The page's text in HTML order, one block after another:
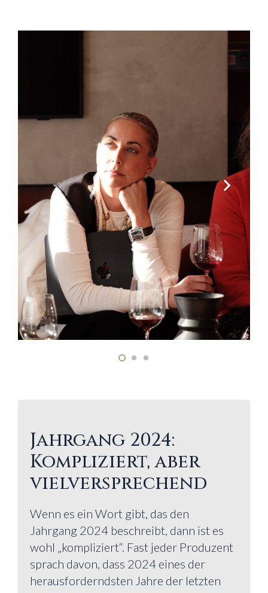
Jahrgang 2024:
Kompliziert, aber
vielversprechend
Wenn es ein Wort gibt, das den
Jahrgang 2024 beschreibt, dann ist es
wohl „kompliziert“. Fast jeder Produzent
sprach davon, dass 2024 eines der
herausforderndsten Jahre der letzten